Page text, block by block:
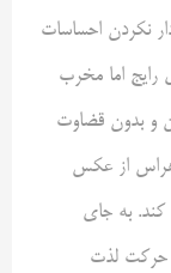
نکردن احساسات
رایج اما مخرب
و بدون قضاوت
هراس از عکس
به جای
حرکت لذت